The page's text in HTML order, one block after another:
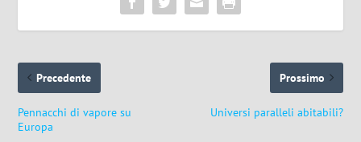
Precedente
Pennacchi di vapore su
Europa
Prossimo
Universi paralleli abitabili?